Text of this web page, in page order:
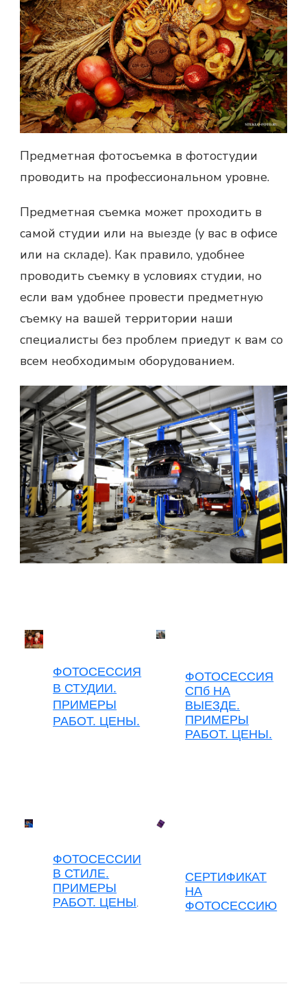
Предметная фотосъемка в фотостудии
проводить на профессиональном уровне.
Предметная съемка может проходить в
самой студии или на выезде (у вас в офисе
или на складе). Как правило, удобнее
проводить съемку в условиях студии, но
если вам удобнее провести предметную
съемку на вашей территории наши
специалисты без проблем приедут к вам со
всем необходимым оборудованием.
ФОТОСЕССИЯ
В СТУДИИ.
ПРИМЕРЫ
РАБОТ. ЦЕНЫ.
ФОТОСЕССИЯ
СПб НА
ВЫЕЗДЕ.
ПРИМЕРЫ
РАБОТ. ЦЕНЫ.
ФОТОСЕССИИ
В СТИЛЕ.
ПРИМЕРЫ
РАБОТ. ЦЕНЫ.
СЕРТИФИКАТ
НА
ФОТОСЕССИЮ